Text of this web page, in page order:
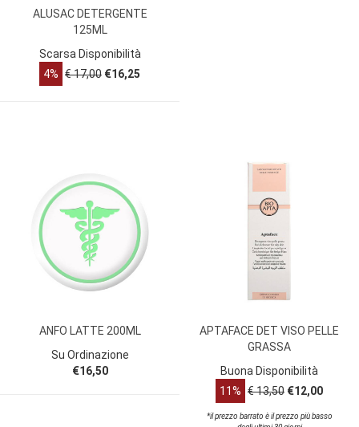
ALUSAC DETERGENTE
125ML
Scarsa Disponibilità
4% € 17,00 €16,25
ANFO LATTE 200ML
Su Ordinazione
€16,50
APTAFACE DET VISO PELLE
GRASSA
Buona Disponibilità
11% € 13,50 €12,00
*il prezzo barrato è il prezzo più basso